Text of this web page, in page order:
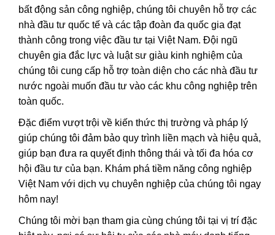
bất động sản công nghiệp, chúng tôi chuyên hỗ trợ các
nhà đầu tư quốc tế và các tập đoàn đa quốc gia đạt
thành công trong việc đầu tư tại Việt Nam. Đội ngũ
chuyên gia đắc lực và luật sư giàu kinh nghiệm của
chúng tôi cung cấp hỗ trợ toàn diện cho các nhà đầu tư
nước ngoài muốn đầu tư vào các khu công nghiệp trên
toàn quốc.
Đặc điểm vượt trội về kiến thức thị trường và pháp lý
giúp chúng tôi đảm bảo quy trình liền mạch và hiệu quả,
giúp bạn đưa ra quyết định thông thái và tối đa hóa cơ
hội đầu tư của bạn. Khám phá tiềm năng công nghiệp
Việt Nam với dịch vụ chuyên nghiệp của chúng tôi ngay
hôm nay!
Chúng tôi mời bạn tham gia cùng chúng tôi tại vị trí đặc